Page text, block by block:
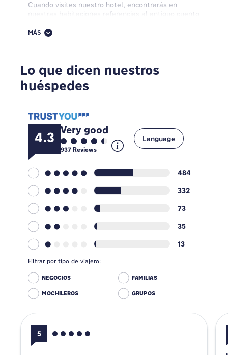
Cuando visites nuestro hotel, encontrarás en
nuestras habitaciones referencias al antiguo cuento
Disponemos de cómodas áreas comunes repartidas
central de Bremen (Hauptbahnhof), se encuentra
justo al lado de la nueva terminal de autobuses,
idealmente situado para conocer la ciudad y
MÁS
Lo que dicen nuestros
huéspedes
4.3 Very good
937Reviews
484
332
73
35
13
Language
Filtrar por tipo de viajero:
NEGOCIOS FAMILIAS
MOCHILEROS GRUPOS
5